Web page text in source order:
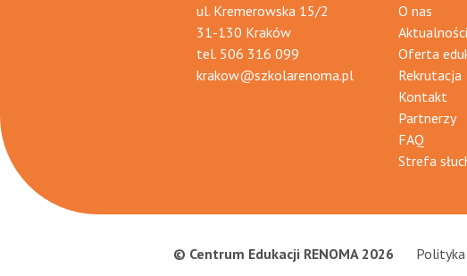
ul. Kremerowska 15/2
31-130 Kraków
tel. 506 316 099
krakow@szkolarenoma.pl
O nas
Aktualności
Oferta
Rekrutacja
Kontakt
Partnerzy
FAQ
Strefa
© Centrum Edukacji RENOMA 2026